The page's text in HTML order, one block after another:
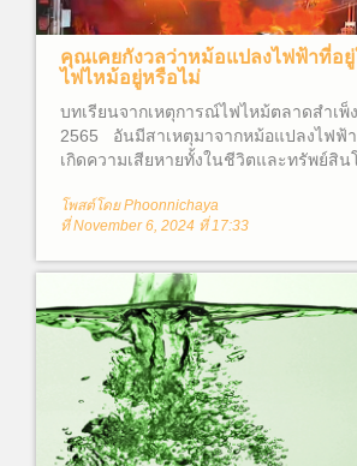
คุณเคยกังวลว่าหม้อแปลงไฟฟ้าที่อ
ไฟไหม้อยู่หรือไม่
บทเรียนจากเหตุการณ์ไฟไหม้ตลาดสำเพ็
2565 อันมีสาเหตุมาจากหม้อแปลงไฟฟ้
เกิดความเสียหายทั้งในชีวิตและทรัพย์
หม้อแปลงไฟฟ้าคืออะไร? และเหตุใดจึงเ
โพสต์โดย Phoonnichaya
ที่ November 6, 2024 ที่ 17:33